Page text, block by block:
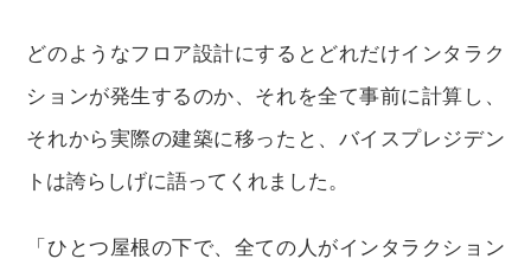
どのようなフロア設計にするとどれだけインタラク
ションが発生するのか、それを全て事前に計算し、
それから実際の建築に移ったと、バイスプレジデン
トは誇らしげに語ってくれました。
「ひとつ屋根の下で、全ての人がインタラクション